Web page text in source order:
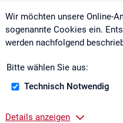
Wir möchten unsere Online-
sogenannte Cookies ein.
werden nachfolgend
Bitte wählen Sie aus:
Technisch Notwendig
Details anzeigen